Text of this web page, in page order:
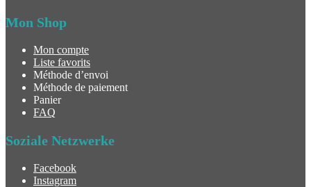
Mon Shop
Mon compte
Liste favorits
Méthode d’envoi
Méthode de paiement
Panier
FAQ
Soziale Netzwerke
Facebook
Instagram